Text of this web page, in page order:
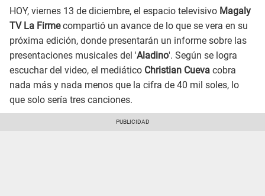
HOY, viernes 13 de diciembre, el espacio televisivo Magaly
TV La Firmecompartió un avance de lo que se vera en su
próxima edición, donde presentarán un informe sobre las
presentaciones musicales del 'Aladino'. Según se logra
escuchar del video, el mediático Christian Cueva cobra
nada más y nada menos que la cifra de 40 mil soles, lo
que solo sería tres canciones.